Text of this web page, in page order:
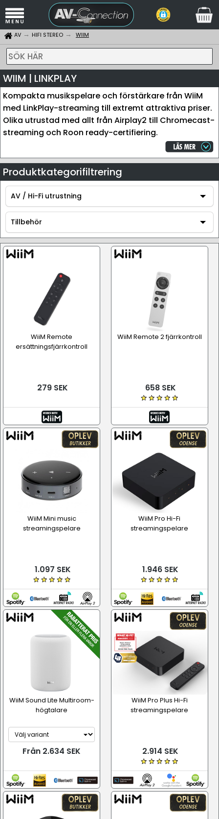
AV HIFI STEREO WIIM
SÖK HÄR
WIIM | LINKPLAY
Kompakta musikspelare och förstärkare från WiiM
med LinkPlay-streaming till extremt attraktiva priser.
Olika utrustad med allt från Airplay2 till Chromecast-
streaming och Roon ready-certifiering.
Produktkategorifiltrering
AV / Hi-Fi utrustning
AV / Hi-Fi utrustning
Tillbehör
Tillbehör
WiiM Remote
ersättningsfjärrkontroll
279 SEK
WiiM Remote 2 fjärrkontroll
658 SEK
WiiM Mini music
streamingspelare
1.097 SEK
WiiM Pro Hi-Fi
streamingspelare
1.946 SEK
WiiM Sound Lite Multiroom-
högtalare
Från 2.634 SEK
WiiM Pro Plus Hi-Fi
streamingspelare
2.914 SEK